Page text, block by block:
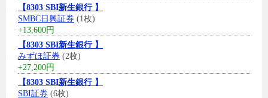
【8303 SBI新生銀行 】
SMBC日興証券 (1枚)
+13,600円
【8303 SBI新生銀行 】
みずほ証券 (2枚)
+27,200円
【8303 SBI新生銀行 】
SBI証券 (6枚)